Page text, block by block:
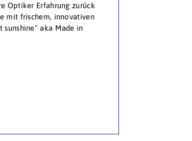
Optiker Erfahrung zurück
mit frischem, innovativen
sunshine" aka Made in